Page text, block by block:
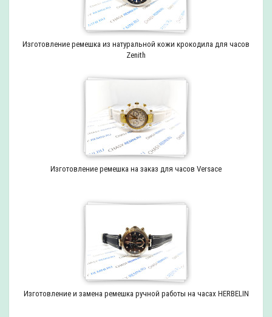
Изготовление ремешка из натуральной кожи крокодила для часов
Zenith
Изготовление ремешка на заказ для часов Versace
Изготовление и замена ремешка ручной работы на часах HERBELIN